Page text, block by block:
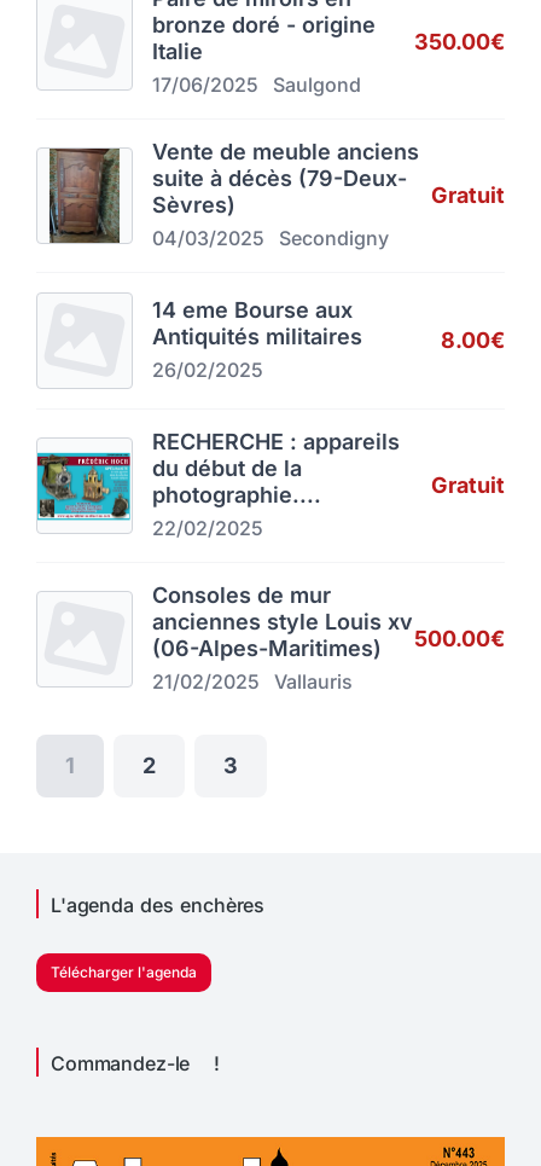
bronze doré - origine
Italie
17/06/2025 Saulgond
350.00€
Vente de meuble anciens
suite à décès (79-Deux-
Sèvres)
04/03/2025 Secondigny
Gratuit
14 eme Bourse aux
Antiquités militaires
26/02/2025
8.00€
RECHERCHE : appareils
du début de la
photographie....
22/02/2025
Gratuit
Consoles de mur
anciennes style Louis xv
(06-Alpes-Maritimes)
21/02/2025 Vallauris
500.00€
1 2 3
L'agenda des enchères
Télécharger l'agenda
Commandez-le !